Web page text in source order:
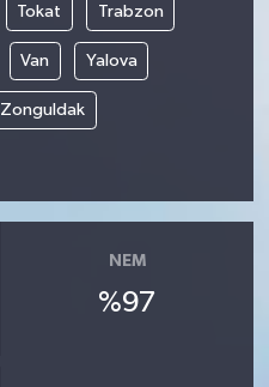
Tokat Trabzon
Van Yalova
Zonguldak
NEM
%97